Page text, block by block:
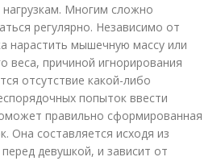
Многим сложно
регулярно. Независимо от
нарастить мышечную массу или
веса, причиной игнорирования
отсутствие какой-либо
попыток ввести
правильно сформированная
Она составляется исходя из
девушкой, и зависит от